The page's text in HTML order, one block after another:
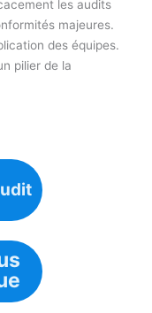
les audits
majeures.
des équipes.
pilier de la